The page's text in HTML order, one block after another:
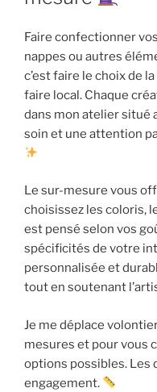
Faire confectionner
nappes ou autres
c’est faire le choix de
faire local. Chaque
dans mon atelier situé
soin et une attention
Le sur-mesure vous
choisissez les coloris,
est pensé selon vos
spécificités de votre
personnalisée et
tout en soutenant
Je me déplace
mesures et pour vous
options possibles. Les
engagement.